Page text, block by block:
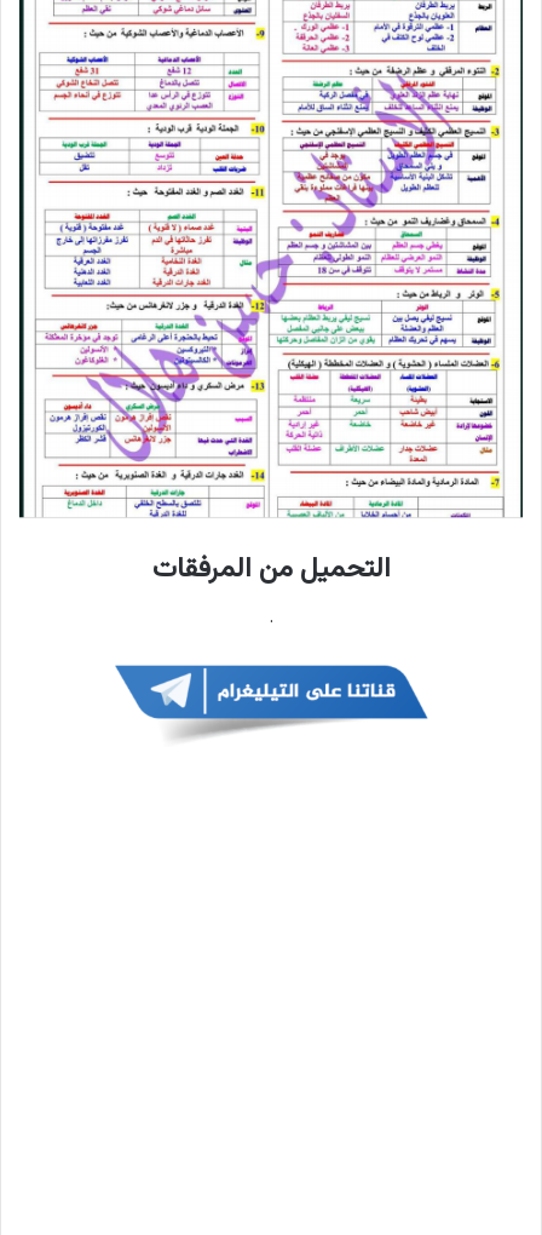
التحميل من المرفقات
.